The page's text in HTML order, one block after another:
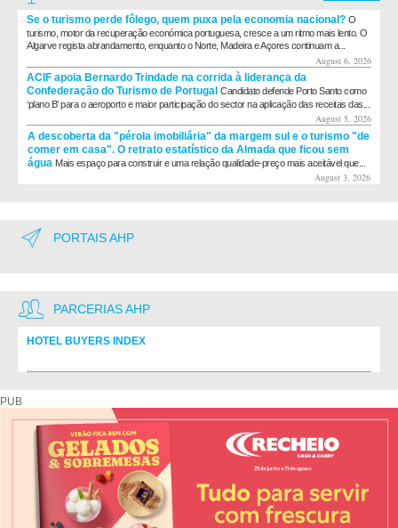
Se o turismo perde fôlego, quem puxa pela economia nacional? O
turismo, motor da recuperação económica portuguesa, cresce a um ritmo mais lento. O
Algarve regista abrandamento, enquanto o Norte, Madeira e Açores continuam a...
August 6, 2026
ACIF apoia Bernardo Trindade na corrida à liderança da
Confederação do Turismo de Portugal Candidato defende Porto Santo como
‘plano B’ para o aeroporto e maior participação do sector na aplicação das receitas das...
August 5, 2026
A descoberta da "pérola imobiliária" da margem sul e o turismo "de
comer em casa". O retrato estatístico da Almada que ficou sem
água Mais espaço para construir e uma relação qualidade-preço mais aceitável que...
August 3, 2026
PORTAIS AHP
PARCERIAS AHP
HOTEL BUYERS INDEX
PUB